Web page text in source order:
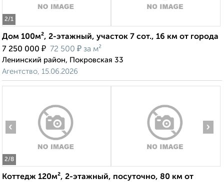
2/1
Дом 100м², 2-этажный, участок 7 сот., 16 км от города
7 250 000 ₽ 72 500 ₽ за м²
Ленинский район, Покровская 33
Агентство, 15.06.2026
2/8
‹ ›
Коттедж 120м², 2-этажный, посуточно, 80 км от